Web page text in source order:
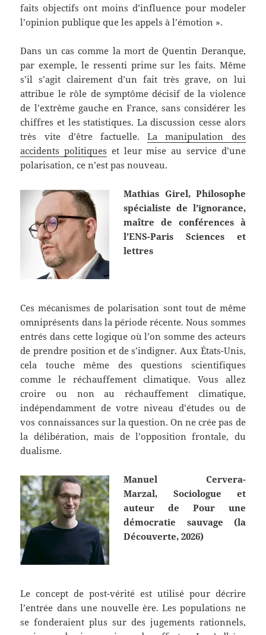
faits objectifs ont moins d’influence pour modeler
l’opinion publique que les appels à l’émotion ».
Dans un cas comme la mort de Quentin Deranque,
par exemple, le ressenti prime sur les faits. Même
s’il s’agit clairement d’un fait très grave, on lui
attribue le rôle de symptôme décisif de la violence
de l’extrême gauche en France, sans considérer les
chiffres et les statistiques. La discussion cesse alors
très vite d’être factuelle.La manipulation des
accidents politiques et leur mise au service d’une
polarisation, ce n’est pas nouveau.
Mathias Girel, Philosophe
spécialiste de l’ignorance,
maître de conférences à
l’ENS-Paris Sciences et
lettres
Ces mécanismes de polarisation sont tout de même
omniprésents dans la période récente. Nous sommes
entrés dans cette logique où l’on somme des acteurs
de prendre position et de s’indigner. Aux États-Unis,
cela touche même des questions scientifiques
comme le réchauffement climatique. Vous allez
croire ou non au réchauffement climatique,
indépendamment de votre niveau d’études ou de
vos connaissances sur la question. On ne crée pas de
la délibération, mais de l’opposition frontale, du
dualisme.
Manuel Cervera-
Marzal, Sociologue et
auteur de Pour une
démocratie sauvage (la
Découverte, 2026)
Le concept de post-vérité est utilisé pour décrire
l’entrée dans une nouvelle ère. Les populations ne
se fonderaient plus sur des jugements rationnels,